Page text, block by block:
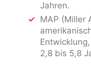
Jahren.
MAP (Miller
2,8 bis 5,8